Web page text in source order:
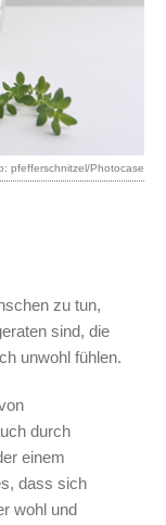
pfefferschnitzel/Photocase
zu tun,
sind, die
unwohl fühlen.
durch
einem
dass sich
wohl und